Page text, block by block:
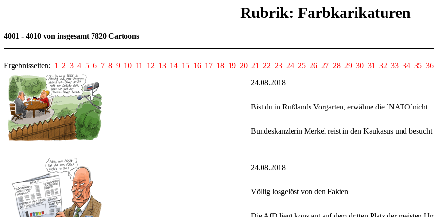
Rubrik: Farbkarikaturen
4001 - 4010 von insgesamt 7820 Cartoons
Ergebnisseiten: 1 2 3 4 5 6 7 8 9 10 11 12 13 14 15 16 17 18 19 20 21 22 23 24 25 26 27 28 29 30 31 32 33 34 35 36
24.08.2018
Bist du in Rußlands Vorgarten, erwähne die `NATO`nicht
Bundeskanzlerin Merkel reist in den Kaukasus und
24.08.2018
Völlig losgelöst von den Fakten